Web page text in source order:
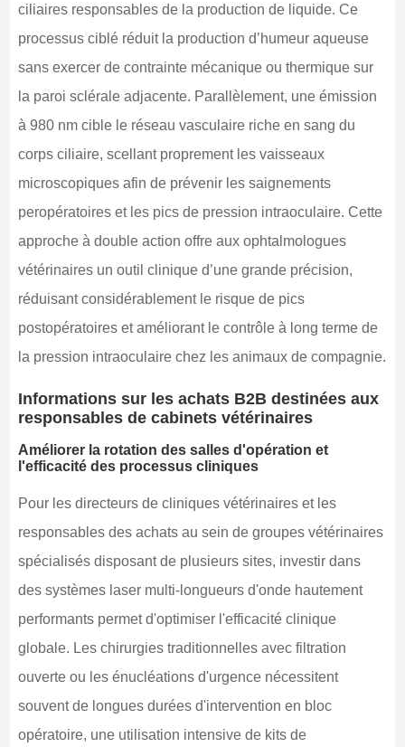
ciliaires responsables de la production de liquide. Ce
processus ciblé réduit la production d’humeur aqueuse
sans exercer de contrainte mécanique ou thermique sur
la paroi sclérale adjacente. Parallèlement, une émission
à 980 nm cible le réseau vasculaire riche en sang du
corps ciliaire, scellant proprement les vaisseaux
microscopiques afin de prévenir les saignements
peropératoires et les pics de pression intraoculaire. Cette
approche à double action offre aux ophtalmologues
vétérinaires un outil clinique d’une grande précision,
réduisant considérablement le risque de pics
postopératoires et améliorant le contrôle à long terme de
la pression intraoculaire chez les animaux de compagnie.
Informations sur les achats B2B destinées aux
responsables de cabinets vétérinaires
Améliorer la rotation des salles d'opération et
l'efficacité des processus cliniques
Pour les directeurs de cliniques vétérinaires et les
responsables des achats au sein de groupes vétérinaires
spécialisés disposant de plusieurs sites, investir dans
des systèmes laser multi-longueurs d'onde hautement
performants permet d'optimiser l'efficacité clinique
globale. Les chirurgies traditionnelles avec filtration
ouverte ou les énucléations d'urgence nécessitent
souvent de longues durées d'intervention en bloc
opératoire, une utilisation intensive de kits de